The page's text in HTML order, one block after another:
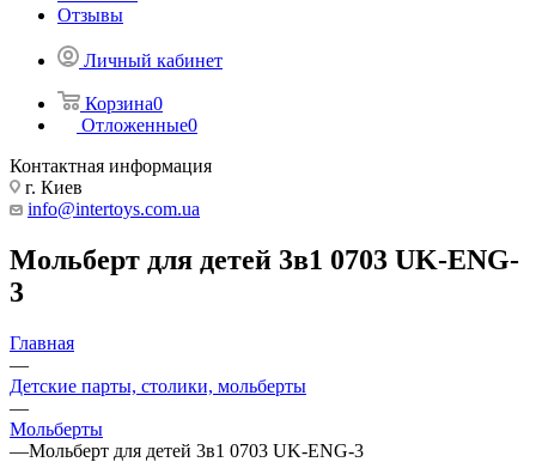
Отзывы
Личный кабинет
Корзина0
Отложенные0
Контактная информация
г. Киев
info@intertoys.com.ua
Мольберт для детей 3в1 0703 UK-ENG-
3
Главная
—
Детские парты, столики, мольберты
—
Мольберты
—Мольберт для детей 3в1 0703 UK-ENG-3